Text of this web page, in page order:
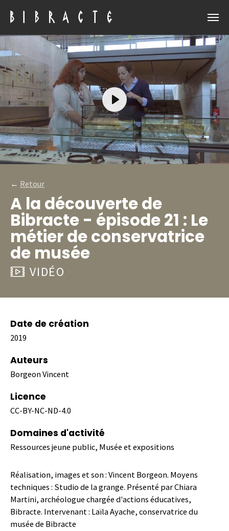
Play
← Retour
A la découverte de
Bibracte - épisode 21 : Le
métier de conservatrice
de musée
VIDÉO
Date de création
2019
Auteurs
Borgeon Vincent
Licence
CC-BY-NC-ND-4.0
Domaines d'activité
Ressources jeune public, Musée et expositions
Réalisation, images et son : Vincent Borgeon. Moyens
techniques : Studio de la grange. Présenté par Chiara
Martini, archéologue chargée d'actions éducatives,
Bibracte. Intervenant : Laïla Ayache, conservatrice du
musée de Bibracte